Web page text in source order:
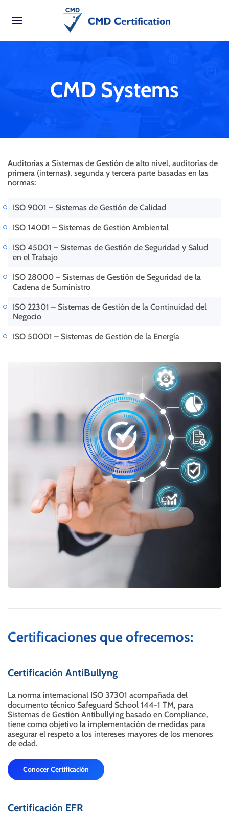
CMD Systems
Auditorías a Sistemas de Gestión de alto nivel, auditorías de
primera (internas), segunda y tercera parte basadas en las
normas:
ISO 9001 – Sistemas de Gestión de Calidad
ISO 14001 – Sistemas de Gestión Ambiental
ISO 45001 – Sistemas de Gestión de Seguridad y Salud
en el Trabajo
ISO 28000 – Sistemas de Gestión de Seguridad de la
Cadena de Suministro
ISO 22301 – Sistemas de Gestión de la Continuidad del
Negocio
ISO 50001 – Sistemas de Gestión de la Energía
Certificaciones que ofrecemos:
Certificación AntiBullyng
La norma internacional ISO 37301 acompañada del
documento técnico Safeguard School 144-1 TM, para
Sistemas de Gestión Antibullying basado en Compliance,
tiene como objetivo la implementación de medidas para
asegurar el respeto a los intereses mayores de los menores
de edad.
Conocer Certificación
Certificación EFR